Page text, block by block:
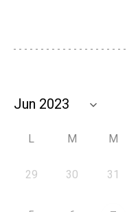
L M M
29 30 31